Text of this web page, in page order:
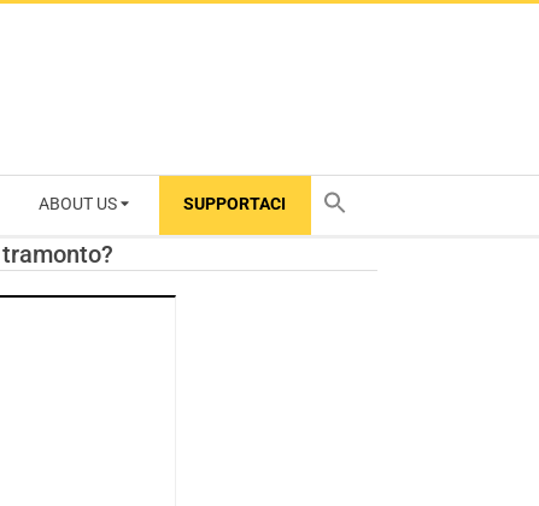
ABOUT US SUPPORTACI